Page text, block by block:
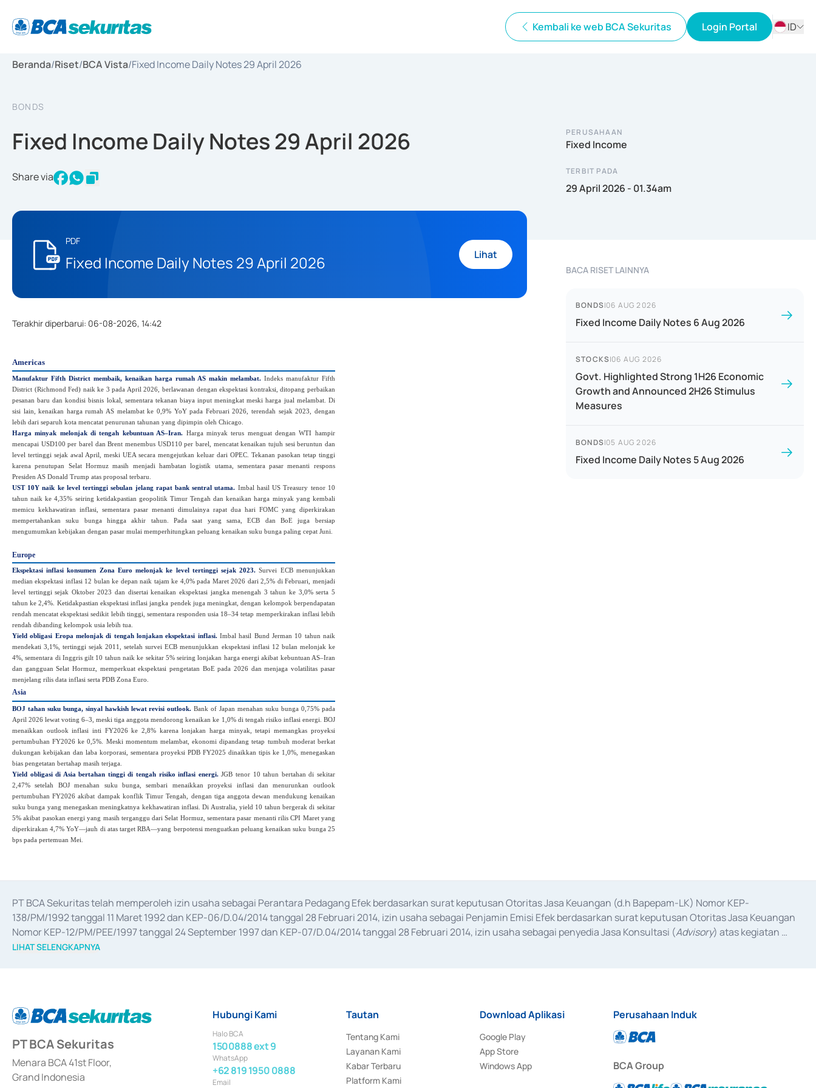
Kembali ke web BCA Sekuritas Login Portal
ID
Beranda/Riset/BCA Vista/Fixed Income Daily Notes 29 April 2026
BONDS
Fixed Income Daily Notes 29 April 2026
Share via
PDF
Fixed Income Daily Notes 29 April 2026 Lihat
PERUSAHAAN
Fixed Income
TERBIT PADA
29 April 2026 - 01.34am
Terakhir diperbarui: 06-08-2026, 14:42
Americas
Manufaktur Fifth District membaik, kenaikan harga rumah AS makin melambat.Indeks manufaktur Fifth
District (Richmond Fed) naik ke 3 pada April 2026, berlawanan dengan ekspektasi kontraksi, ditopang perbaikan
pesanan baru dan kondisi bisnis lokal, sementara tekanan biaya input meningkat meski harga jual melambat. Di
sisi lain, kenaikan harga rumah AS melambat ke 0,9% YoY pada Februari 2026, terendah sejak 2023, dengan
lebih dari separuh kota mencatat penurunan tahunan yang dipimpin oleh Chicago.
Harga minyak melonjak di tengah kebuntuan AS–Iran. Harga minyak terus menguat dengan WTI hampir
mencapai USD100 per barel dan Brent menembus USD110 per barel, mencatat kenaikan tujuh sesi beruntun dan
level tertinggi sejak awal April, meski UEA secara mengejutkan keluar dari OPEC. Tekanan pasokan tetap tinggi
karena penutupan Selat Hormuz masih menjadi hambatan logistik utama, sementara pasar menanti respons
Presiden AS Donald Trump atas proposal terbaru.
UST 10Y naik ke level tertinggi sebulan jelang rapat bank sentral utama. Imbal hasil US Treasury tenor 10
tahun naik ke 4,35% seiring ketidakpastian geopolitik Timur Tengah dan kenaikan harga minyak yang kembali
memicu kekhawatiran inflasi, sementara pasar menanti dimulainya rapat dua hari FOMC yang diperkirakan
mempertahankan suku bunga hingga akhir tahun. Pada saat yang sama, ECB dan BoE juga bersiap
mengumumkan kebijakan dengan pasar mulai memperhitungkan peluang kenaikan suku bunga paling cepat Juni.
Europe
Ekspektasi inflasi konsumen Zona Euro melonjak ke level tertinggi sejak 2023. Survei ECB menunjukkan
median ekspektasi inflasi 12 bulan ke depan naik tajam ke 4,0% pada Maret 2026 dari 2,5% di Februari, menjadi
level tertinggi sejak Oktober 2023 dan disertai kenaikan ekspektasi jangka menengah 3 tahun ke 3,0% serta 5
tahun ke 2,4%. Ketidakpastian ekspektasi inflasi jangka pendek juga meningkat, dengan kelompok berpendapatan
rendah mencatat ekspektasi sedikit lebih tinggi, sementara responden usia 18–34 tetap memperkirakan inflasi lebih
rendah dibanding kelompok usia lebih tua.
Yield obligasi Eropa melonjak di tengah lonjakan ekspektasi inflasi. Imbal hasil Bund Jerman 10 tahun naik
mendekati 3,1%, tertinggi sejak 2011, setelah survei ECB menunjukkan ekspektasi inflasi 12 bulan melonjak ke
4%, sementara di Inggris gilt 10 tahun naik ke sekitar 5% seiring lonjakan harga energi akibat kebuntuan AS–Iran
dan gangguan Selat Hormuz, memperkuat ekspektasi pengetatan BoE pada 2026 dan menjaga volatilitas pasar
menjelang rilis data inflasi serta PDB Zona Euro.
Asia
BOJ tahan suku bunga, sinyal hawkish lewat revisi outlook. Bank of Japan menahan suku bunga 0,75% pada
April 2026 lewat voting 6–3, meski tiga anggota mendorong kenaikan ke 1,0% di tengah risiko inflasi energi. BOJ
menaikkan outlook inflasi inti FY2026 ke 2,8% karena lonjakan harga minyak, tetapi memangkas proyeksi
pertumbuhan FY2026 ke 0,5%. Meski momentum melambat, ekonomi dipandang tetap tumbuh moderat berkat
dukungan kebijakan dan laba korporasi, sementara proyeksi PDB FY2025 dinaikkan tipis ke 1,0%, menegaskan
bias pengetatan bertahap masih terjaga.
Yield obligasi di Asia bertahan tinggi di tengah risiko inflasi energi.JGB tenor 10 tahun bertahan di sekitar
2,47% setelah BOJ menahan suku bunga, sembari menaikkan proyeksi inflasi dan menurunkan outlook
pertumbuhan FY2026 akibat dampak konflik Timur Tengah, dengan tiga anggota dewan mendukung kenaikan
suku bunga yang menegaskan meningkatnya kekhawatiran inflasi. Di Australia, yield 10 tahun bergerak di sekitar
5% akibat pasokan energi yang masih terganggu dari Selat Hormuz, sementara pasar menanti rilis CPI Maret yang
diperkirakan 4,7% YoY—jauh di atas target RBA—yang berpotensi menguatkan peluang kenaikan suku bunga 25
bps pada pertemuan Mei.
BACA RISET LAINNYA
BONDS|06 AUG 2026
Fixed Income Daily Notes 6 Aug 2026
STOCKS|06 AUG 2026
Govt. Highlighted Strong 1H26 Economic
Growth and Announced 2H26 Stimulus
Measures
BONDS|05 AUG 2026
Fixed Income Daily Notes 5 Aug 2026
PT BCA Sekuritas telah memperoleh izin usaha sebagai Perantara Pedagang Efek berdasarkan surat keputusan Otoritas Jasa Keuangan (d.h Bapepam-LK) Nomor KEP-
138/PM/1992 tanggal 11 Maret 1992 dan KEP-06/D.04/2014 tanggal 28 Februari 2014, izin usaha sebagai Penjamin Emisi Efek berdasarkan surat keputusan Otoritas Jasa Keuangan
Nomor KEP-12/PM/PEE/1997 tanggal 24 September 1997 dan KEP-07/D.04/2014 tanggal 28 Februari 2014, izin usaha sebagai penyedia Jasa Konsultasi (Advisory) atas kegiatan
merger, akuisisi, divestasi, dan
LIHAT SELENGKAPNYA
PT BCA Sekuritas
Menara BCA 41st Floor,
Grand Indonesia
Hubungi Kami
Halo BCA
1500888 ext 9
WhatsApp
+62 819 1950 0888
Email
Tautan
Tentang Kami
Layanan Kami
Kabar Terbaru
Platform Kami
Download Aplikasi
Google Play
App Store
Windows App
Perusahaan Induk
BCA Group